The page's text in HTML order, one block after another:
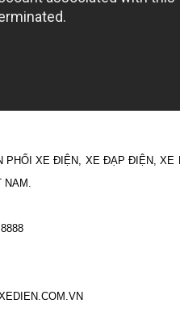
PHỐI XE ĐIỆN, XE ĐẠP ĐIỆN, XE